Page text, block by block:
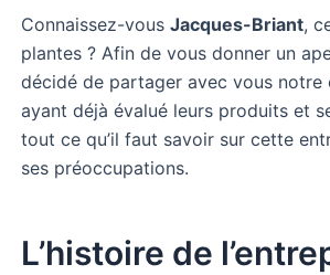
Connaissez-vous Jacques-Briant,
plantes ? Afin de vous donner un
décidé de partager avec vous notre
ayant déjà évalué leurs produits et
tout ce qu’il faut savoir sur cette
ses préoccupations.
L’histoire de